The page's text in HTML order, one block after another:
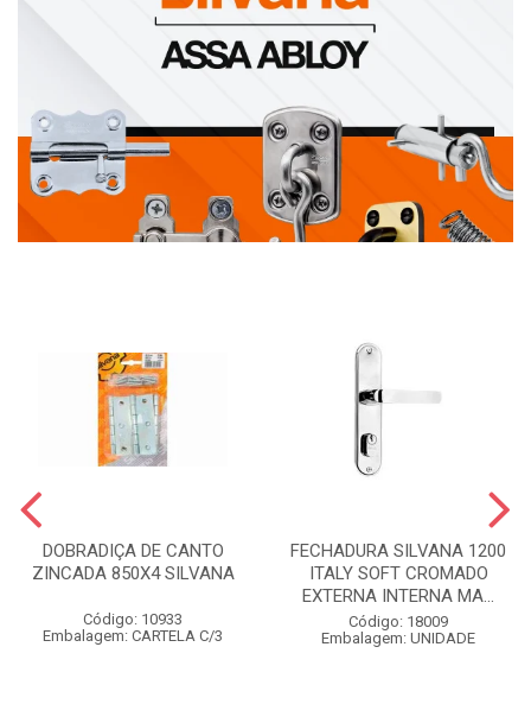
DOBRADIÇA DE CANTO
ZINCADA 850X4 SILVANA
Código: 10933
Embalagem: CARTELA C/3
FECHADURA SILVANA 1200
ITALY SOFT CROMADO
EXTERNA INTERNA MA...
Código: 18009
Embalagem: UNIDADE